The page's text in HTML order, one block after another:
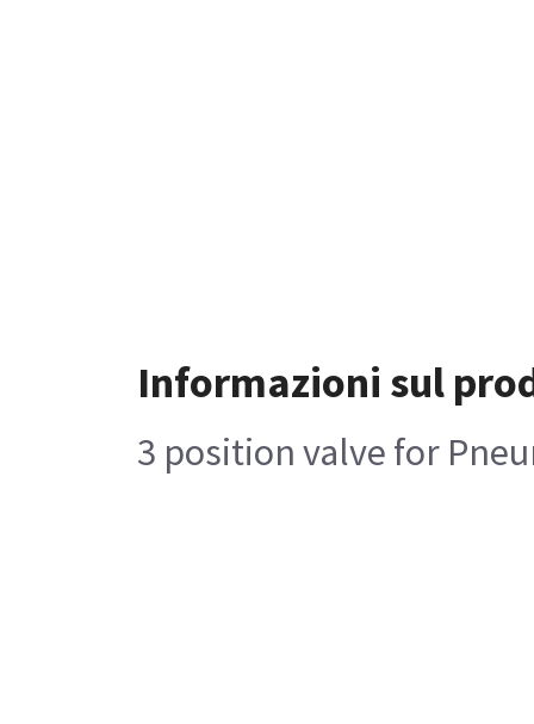
Informazioni sul
3 position valve for